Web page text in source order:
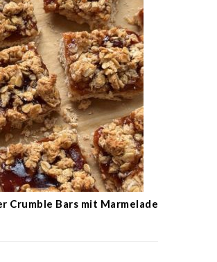
Crumble Bars mit Marmelade